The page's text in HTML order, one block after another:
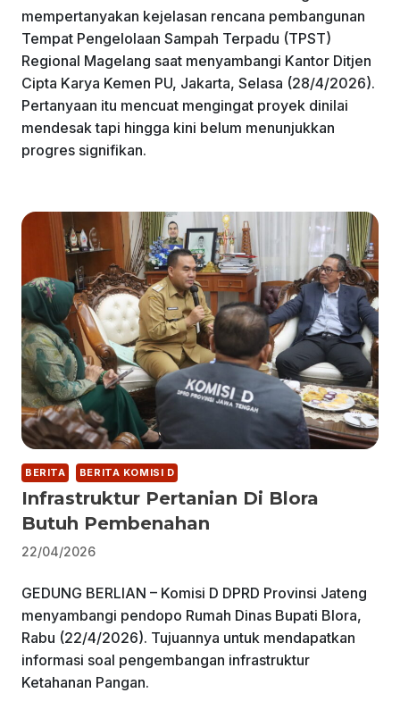
mempertanyakan kejelasan rencana pembangunan
Tempat Pengelolaan Sampah Terpadu (TPST)
Regional Magelang saat menyambangi Kantor Ditjen
Cipta Karya Kemen PU, Jakarta, Selasa (28/4/2026).
Pertanyaan itu mencuat mengingat proyek dinilai
mendesak tapi hingga kini belum menunjukkan
progres signifikan.
BERITA BERITA KOMISI D
Infrastruktur Pertanian Di Blora
Butuh Pembenahan
22/04/2026
GEDUNG BERLIAN – Komisi D DPRD Provinsi Jateng
menyambangi pendopo Rumah Dinas Bupati Blora,
Rabu (22/4/2026). Tujuannya untuk mendapatkan
informasi soal pengembangan infrastruktur
Ketahanan Pangan.